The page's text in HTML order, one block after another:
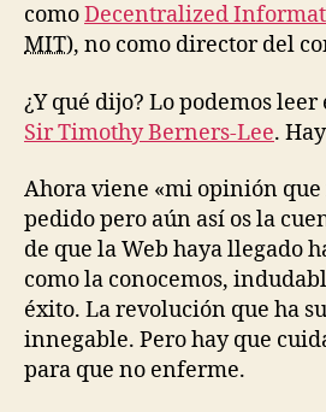
comoDecentralized
MIT), no como director del
¿Y qué dijo? Lo podemos leer
Sir Timothy Berners-Lee.
Ahora viene «mi opinión que
pedido pero aún así os la
de que la Web haya llegado
como la conocemos,
éxito. La revolución que ha
innegable. Pero hay que
para que no enferme.